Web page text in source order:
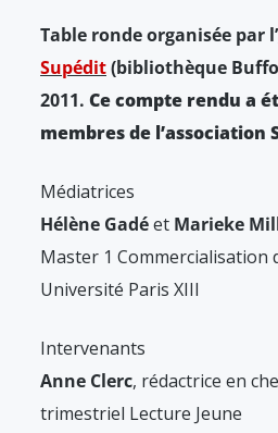
Table ronde organisée par l’
Supédit(bibliothèque
2011. Ce compte rendu a
membres de l’association
Médiatrices
Hélène Gadéet Marieke
Master 1 Commercialisation
Université Paris XIII
Intervenants
Anne Clerc, rédactrice en
trimestriel Lecture Jeune